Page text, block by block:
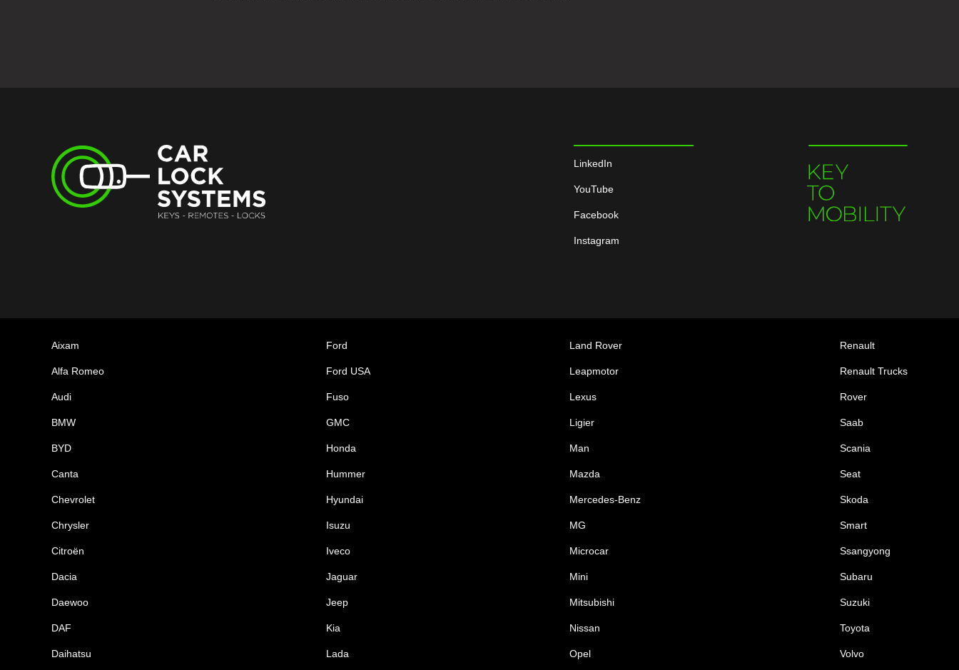
LinkedIn
YouTube
Facebook
Instagram
Aixam
Alfa Romeo
Audi
BMW
BYD
Canta
Chevrolet
Chrysler
Citroën
Dacia
Daewoo
DAF
Daihatsu
Ford
Ford USA
Fuso
GMC
Honda
Hummer
Hyundai
Isuzu
Iveco
Jaguar
Jeep
Kia
Lada
Land Rover
Leapmotor
Lexus
Ligier
Man
Mazda
Mercedes-Benz
MG
Microcar
Mini
Mitsubishi
Nissan
Opel
Renault
Renault Trucks
Rover
Saab
Scania
Seat
Skoda
Smart
Ssangyong
Subaru
Suzuki
Toyota
Volvo